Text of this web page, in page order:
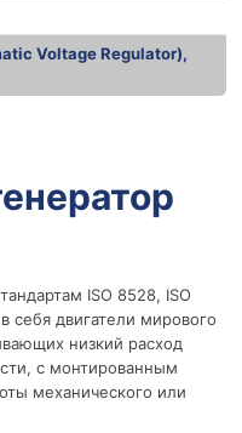
Voltage Regulator),
ISO 8528, ISO
себя двигатели мирового
низкий расход
с монтированным
механического или